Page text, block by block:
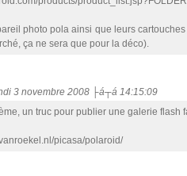
photo pola ainsi que leurs
ça ne sera que pour la déco).
3 novembre 2008 ├á┬á 14:15:09
un truc pour publier une galerie flash
picasa/polaroid/